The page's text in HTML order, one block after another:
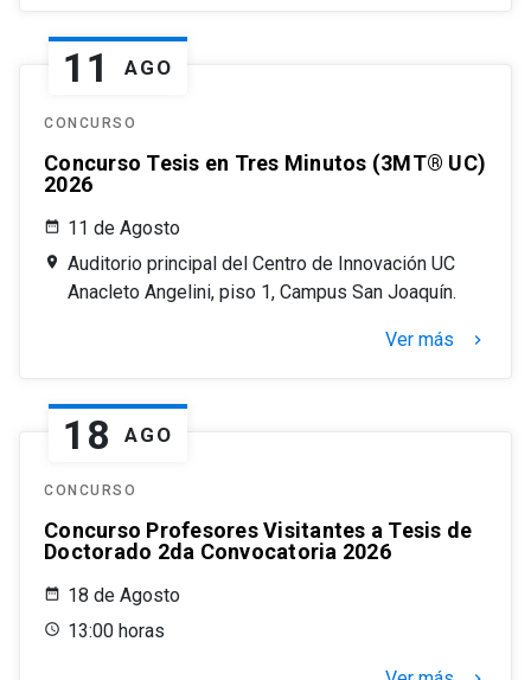
11 AGO
CONCURSO
Concurso Tesis en Tres Minutos (3MT® UC)
2026
11 de Agosto
Auditorio principal del Centro de Innovación UC
Anacleto Angelini, piso 1, Campus San Joaquín.
Ver más keyboard_arrow_right
18 AGO
CONCURSO
Concurso Profesores Visitantes a Tesis de
Doctorado 2da Convocatoria 2026
18 de Agosto
13:00 horas